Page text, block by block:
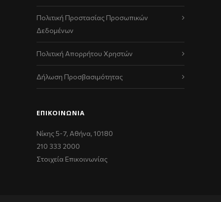
Πολιτική Προστασίας Προσωπικών
Δεδομένων
Πολιτική Απορρήτου Χρηστών
Δήλωση Προσβασιμότητας
ΕΠΙΚΟΙΝΩΝΊΑ
Νίκης 5-7, Αθήνα, 10180
210 333 2000
Στοιχεία Επικοινωνίας